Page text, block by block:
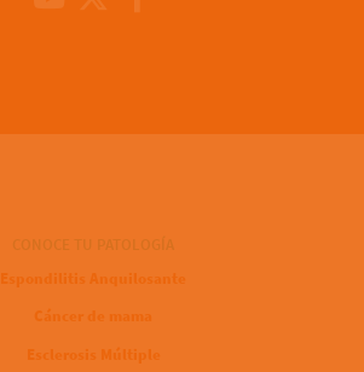
Espondilitis Anquilosante
Cáncer de mama
Esclerosis Múltiple